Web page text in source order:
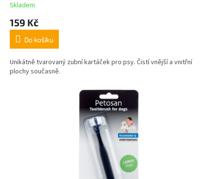
Skladem
159 Kč
Do košíku
Unikátně tvarovaný zubní kartáček pro psy. Čistí vnější a vnitřní
plochy současně.